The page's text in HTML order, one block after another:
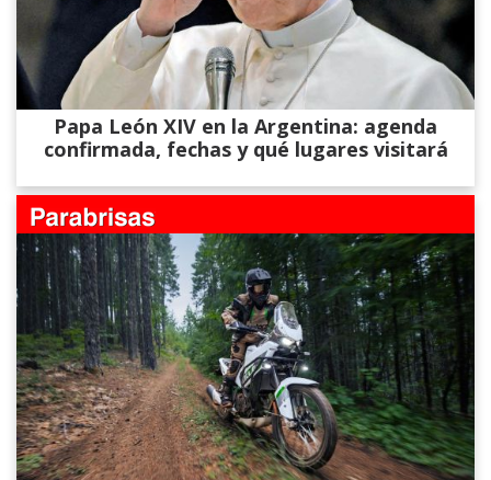
Papa León XIV en la Argentina: agenda
confirmada, fechas y qué lugares visitará